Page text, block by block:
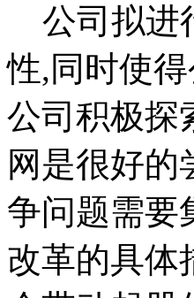
公司拟进
性,同时使
公司积极探
网是很好
争问题需要
改革的具体